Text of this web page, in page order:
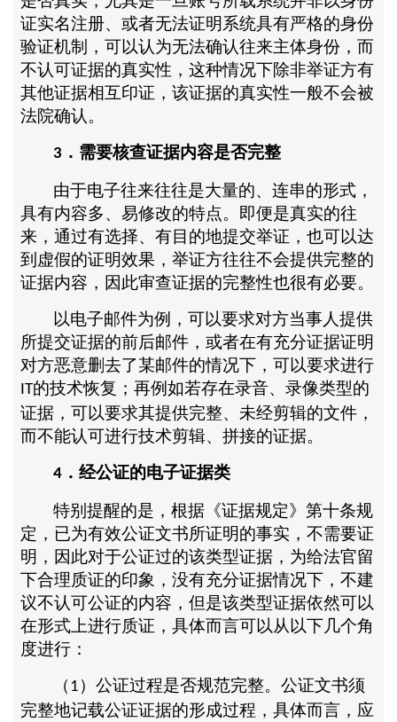
证实名注册、或者无法证明系统具有严格的身份
验证机制，可以认为无法确认往来主体身份，而
不认可证据的真实性，这种情况下除非举证方有
其他证据相互印证，该证据的真实性一般不会被
法院确认。
3 ．需要核查证据内容是否完整
由于电子往来往往是大量的、连串的形式，
具有内容多、易修改的特点。即便是真实的往
来，通过有选择、有目的地提交举证，也可以达
到虚假的证明效果，举证方往往不会提供完整的
证据内容，因此审查证据的完整性也很有必要。
以电子邮件为例，可以要求对方当事人提供
所提交证据的前后邮件，或者在有充分证据证明
对方恶意删去了某邮件的情况下，可以要求进行
IT的技术恢复；再例如若存在录音、录像类型的
证据，可以要求其提供完整、未经剪辑的文件，
而不能认可进行技术剪辑、拼接的证据。
4 ．经公证的电子证据类
特别提醒的是，根据《证据规定》第十条规
定，已为有效公证文书所证明的事实，不需要证
明，因此对于公证过的该类型证据，为给法官留
下合理质证的印象，没有充分证据情况下，不建
议不认可公证的内容，但是该类型证据依然可以
在形式上进行质证，具体而言可以从以下几个角
度进行：
（ 1 ）公证过程是否规范完整。公证文书须
完整地记载公证证据的形成过程，具体而言，应